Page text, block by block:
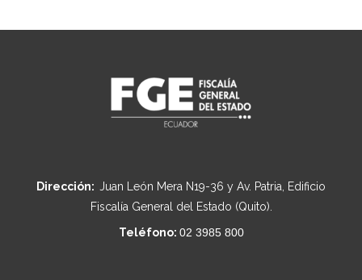
Dirección: Juan León Mera N19-36 y Av. Patria, Edificio
Fiscalía General del Estado (Quito).
Teléfono: 02 3985 800